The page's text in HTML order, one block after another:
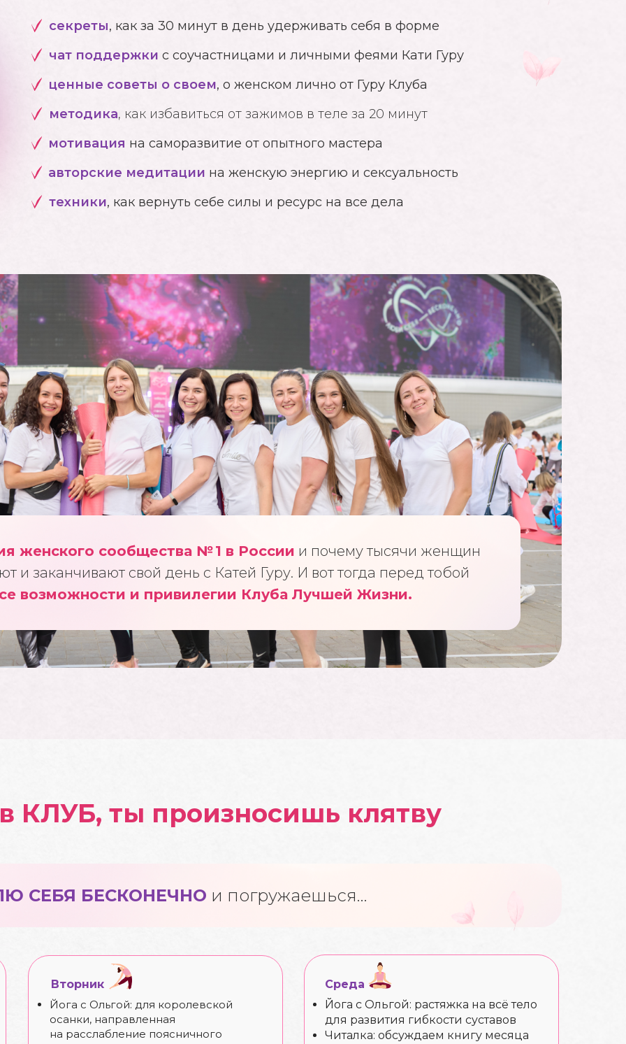
женского сообщества № 1 в России и почему тысячи женщин
и заканчивают свой день с Катей Гуру. И вот тогда перед тобой
возможности и привилегии Клуба Лучшей Жизни.
секреты, как за 30 минут в день удерживать себя в форме
чат поддержки с соучастницами и личными феями Кати Гуру
ценные советы о своем, о женском лично от Гуру Клуба
методика, как избавиться от зажимов в теле за 20 минут
мотивация на саморазвитие от опытного мастера
авторские медитации на женскую энергию и сексуальность
техники, как вернуть себе силы и ресурс на все дела
Вторник
Йога с Ольгой: растяжка на всё тело
для развития гибкости суставов
Читалка: обсуждаем книгу месяца
Среда
Йога с Ольгой: для королевской
осанки, направленная
на расслабление поясничного
СЕБЯ БЕСКОНЕЧНО и погружаешься…
КЛУБ, ты произносишь клятву